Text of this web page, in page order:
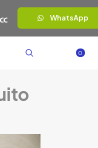
WhatsApp
0